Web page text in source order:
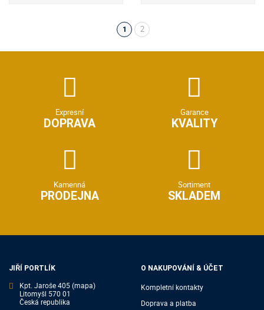
1(aktuální)
2
Expresní
DOPRAVA
Garance
KVALITY
Kamenná
PRODEJNA
Sortiment
SKLADEM
JIŘÍ PORTLÍK
Kpt. Jaroše 405(mapa)
Litomyšl 570 01
Česká republika
O NAKUPOVÁNÍ & ÚČET
Kompletní kontakty
Doprava a platba